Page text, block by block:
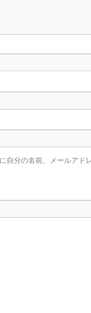
自分の名前、メールアド